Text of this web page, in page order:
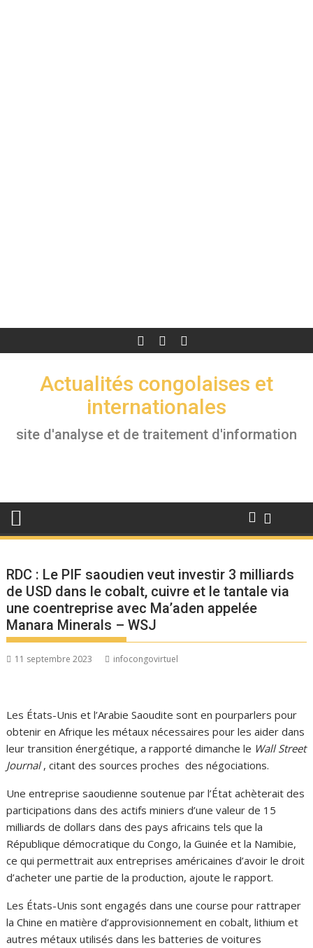
Actualités congolaises et
internationales
site d'analyse et de traitement d'information
RDC : Le PIF saoudien veut investir 3 milliards
de USD dans le cobalt, cuivre et le tantale via
une coentreprise avec Ma’aden appelée
Manara Minerals – WSJ
11 septembre 2023 infocongovirtuel
Les États-Unis et l’Arabie Saoudite sont en pourparlers pour
obtenir en Afrique les métaux nécessaires pour les aider dans
leur transition énergétique, a rapporté dimanche le Wall Street
Journal, citant des sources proches des négociations.
Une entreprise saoudienne soutenue par l’État achèterait des
participations dans des actifs miniers d’une valeur de 15
milliards de dollars dans des pays africains tels que la
République démocratique du Congo, la Guinée et la Namibie,
ce qui permettrait aux entreprises américaines d’avoir le droit
d’acheter une partie de la production, ajoute le rapport.
Les États-Unis sont engagés dans une course pour rattraper
la Chine en matière d’approvisionnement en cobalt, lithium et
autres métaux utilisés dans les batteries de voitures